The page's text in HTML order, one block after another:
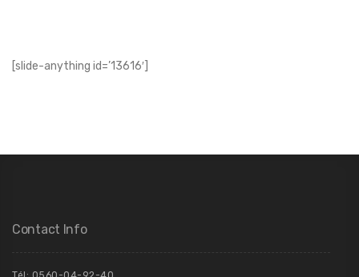
[slide-anything id=’13616′]
Contact Info